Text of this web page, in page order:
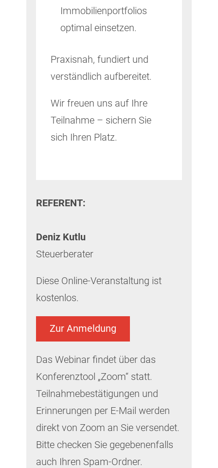
Immobilienportfolios
optimal einsetzen.
Praxisnah, fundiert und
verständlich aufbereitet.
Wir freuen uns auf Ihre
Teilnahme – sichern Sie
sich Ihren Platz.
REFERENT:
Deniz Kutlu
Steuerberater
Diese Online-Veranstaltung ist
kostenlos.
Zur Anmeldung
Das Webinar findet über das
Konferenztool „Zoom“ statt.
Teilnahmebestätigungen und
Erinnerungen per E-Mail werden
direkt von Zoom an Sie versendet.
Bitte checken Sie gegebenenfalls
auch Ihren Spam-Ordner.